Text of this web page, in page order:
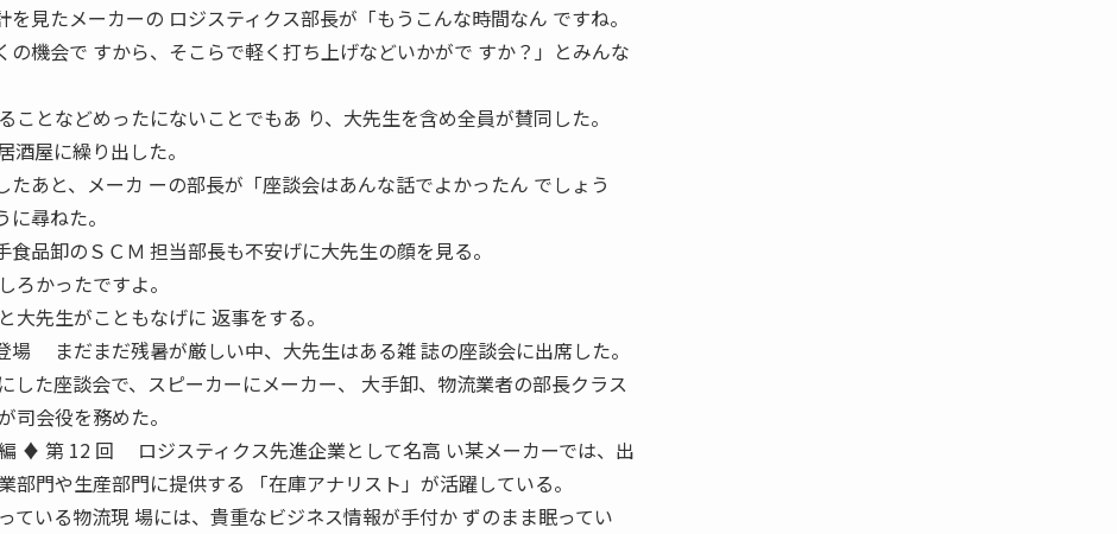
見たメーカーの ロジスティクス部長が「もうこんな時間なん ですね。
の機会で すから、そこらで軽く打ち上げなどいかがで すか？」とみんな
ことなどめったにないことでもあ り、大先生を含め全員が賛同した。
酒屋に繰り出した。
あと、メーカ ーの部長が「座談会はあんな話でよかったん でしょう
尋ねた。
品卸のＳＣＭ 担当部長も不安げに大先生の顔を見る。
ろかったですよ。
大先生がこともなげに 返事をする。
場 まだまだ残暑が厳しい中、大先生はある雑 誌の座談会に出席した。
した座談会で、スピーカーにメーカー、 大手卸、物流業者の部長クラス
司会役を務めた。
♦ 第 12 回 ロジスティクス先進企業として名高 い某メーカーでは、出
部門や生産部門に提供する 「在庫アナリスト」が活躍している。
ている物流現 場には、貴重なビジネス情報が手付か ずのまま眠ってい